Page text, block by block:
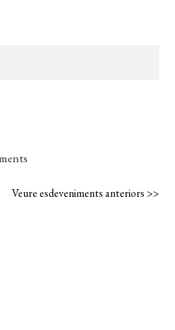
Veure esdeveniments anteriors >>